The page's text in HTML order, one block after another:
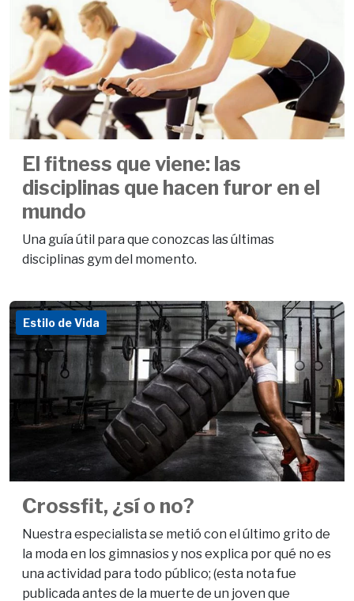
El fitness que viene: las
disciplinas que hacen furor en el
mundo
Una guía útil para que conozcas las últimas
disciplinas gym del momento.
Estilo de Vida
Crossfit, ¿sí o no?
Nuestra especialista se metió con el último grito de
la moda en los gimnasios y nos explica por qué no es
una actividad para todo público; (esta nota fue
publicada antes de la muerte de un joven que